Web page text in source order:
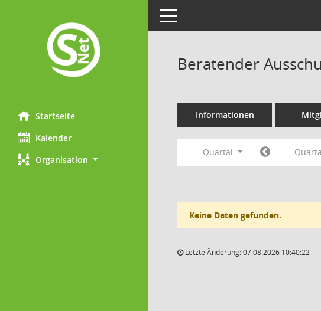
Startseite
Kalender
Organisation
Toggle navigation
Beratender
Informationen
Quartal
Keine Daten gefunden.
Letzte Änderung: 07.08.2026 10:40:22